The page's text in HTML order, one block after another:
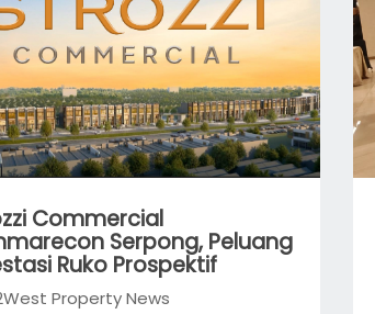
Commercial
Serpong, Peluang
Ruko Prospektif
Property News